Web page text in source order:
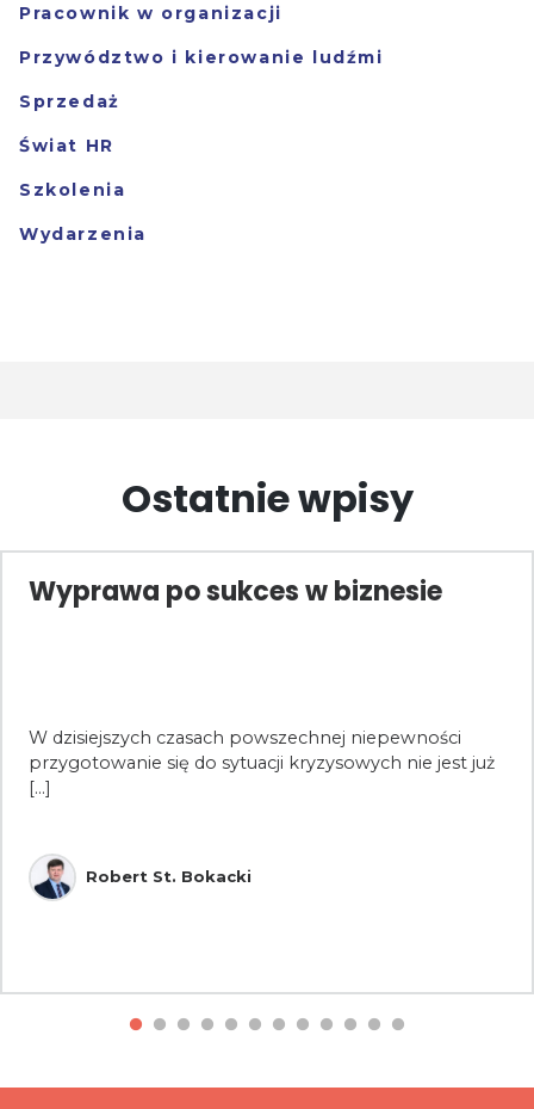
Pracownik w organizacji
Przywództwo i kierowanie ludźmi
Sprzedaż
Świat HR
Szkolenia
Wydarzenia
Ostatnie wpisy
Wyprawa po sukces w biznesie
W dzisiejszych czasach powszechnej niepewności
przygotowanie się do sytuacji kryzysowych nie jest już
[...]
Robert St. Bokacki